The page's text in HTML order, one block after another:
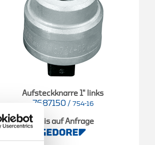
Aufsteckknarre 1" links
7687150 / 754-16
Preis auf Anfrage